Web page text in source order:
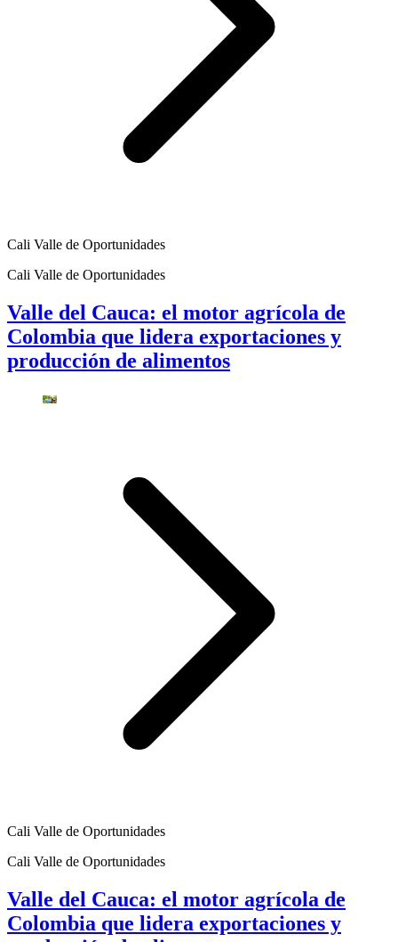
Cali Valle de Oportunidades
Cali Valle de Oportunidades
Valle del Cauca: el motor agrícola de
Colombia que lidera exportaciones y
producción de alimentos
Cali Valle de Oportunidades
Cali Valle de Oportunidades
Valle del Cauca: el motor agrícola de
Colombia que lidera exportaciones y